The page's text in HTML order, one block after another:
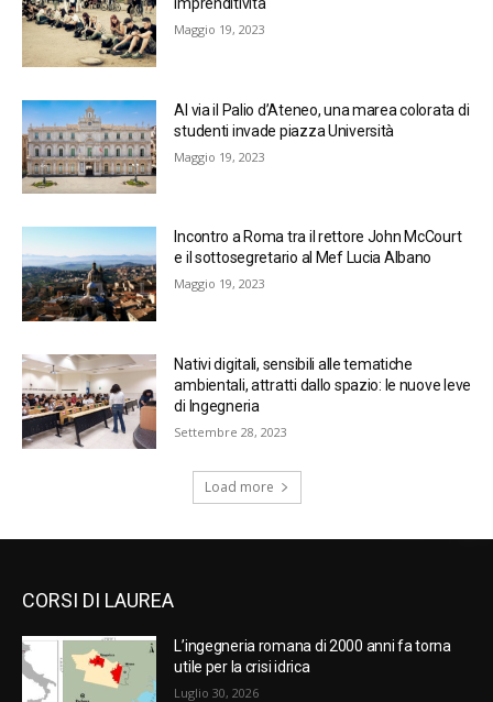
Maggio 19, 2023
Al via il Palio d’Ateneo, una marea colorata di
studenti invade piazza Università
Maggio 19, 2023
Incontro a Roma tra il rettore John McCourt
e il sottosegretario al Mef Lucia Albano
Maggio 19, 2023
Nativi digitali, sensibili alle tematiche
ambientali, attratti dallo spazio: le nuove leve
di Ingegneria
Settembre 28, 2023
Load more
CORSI DI LAUREA
L’ingegneria romana di 2000 anni fa torna
utile per la crisi idrica
Luglio 30, 2026